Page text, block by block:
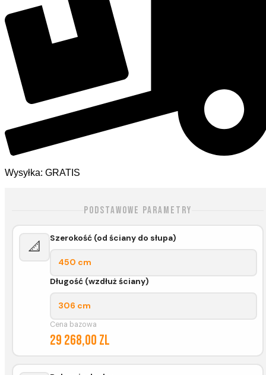
Wysyłka: GRATIS
Podstawowe parametry
📐
Szerokość (od ściany do słupa)
450 cm
Długość (wzdłuż ściany)
306 cm
Cena bazowa
29 268,00 zl